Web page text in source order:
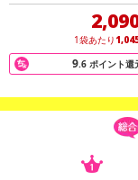
ンクまとめて支払い
Payでお支払いの場
※予約商品は決済手段
了することがござい
さい。
発送日カレンダ
1袋あたり
9.6 ポイント還